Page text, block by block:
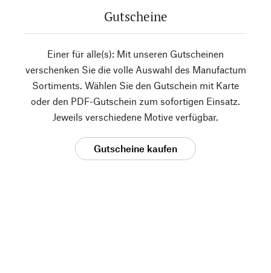
Gutscheine
Einer für alle(s): Mit unseren Gutscheinen
verschenken Sie die volle Auswahl des Manufactum
Sortiments. Wählen Sie den Gutschein mit Karte
oder den PDF-Gutschein zum sofortigen Einsatz.
Jeweils verschiedene Motive verfügbar.
Gutscheine kaufen